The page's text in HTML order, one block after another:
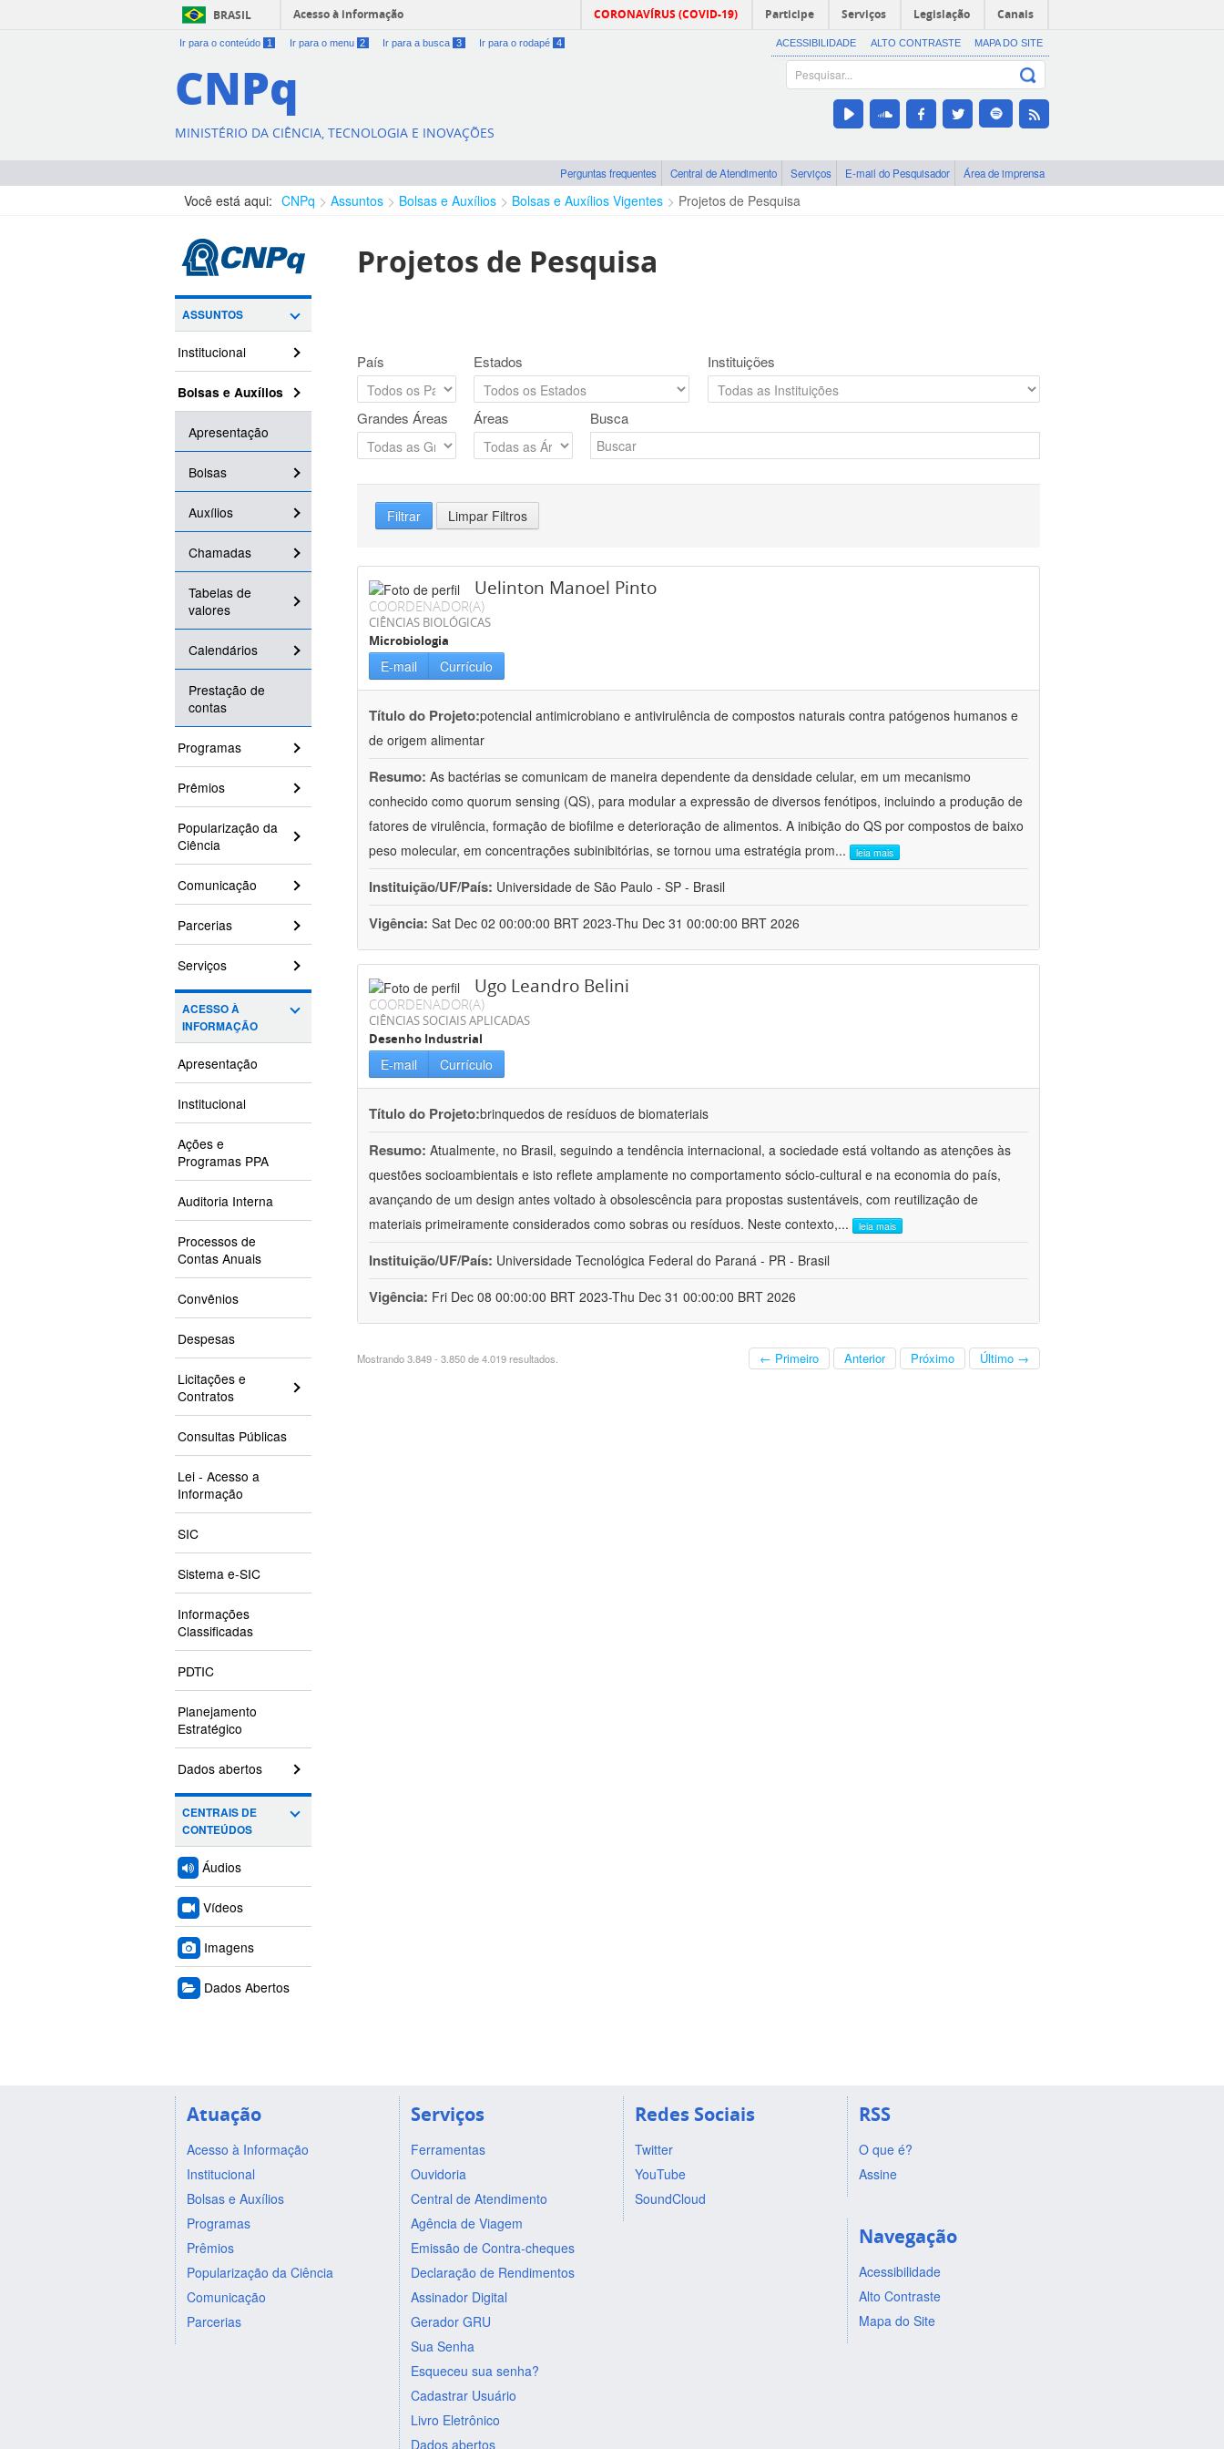
BRASIL Acesso à informação CORONAVÍRUS (COVID-19) Participe Serviços Legislação Canais
Ir para o conteúdo 1 Ir para o menu 2 Ir para a busca 3 Ir para o rodapé 4 ACESSIBILIDADE ALTO CONTRASTE MAPA DO SITE
CNPq
MINISTÉRIO DA CIÊNCIA, TECNOLOGIA E INOVAÇÕES
Perguntas frequentes Central de Atendimento Serviços E-mail do Pesquisador Área de imprensa
Você está aqui: CNPq Assuntos Bolsas e Auxílios Bolsas e Auxílios Vigentes Projetos de Pesquisa
ASSUNTOS
Institucional
Bolsas e Auxílios
Apresentação
Bolsas
Auxílios
Chamadas
Tabelas de
valores
Calendários
Prestação de
contas
Programas
Prêmios
Popularização da
Ciência
Comunicação
Parcerias
Serviços
ACESSO À
INFORMAÇÃO
Apresentação
Institucional
Ações e
Programas PPA
Auditoria Interna
Processos de
Contas Anuais
Convênios
Despesas
Licitações e
Contratos
Consultas Públicas
Lei - Acesso a
Informação
SIC
Sistema e-SIC
Informações
Classificadas
PDTIC
Planejamento
Estratégico
Dados abertos
CENTRAIS DE
CONTEÚDOS
Áudios
Vídeos
Imagens
Dados Abertos
Projetos de Pesquisa
País Estados Instituições
Grandes Áreas Áreas Busca
Filtrar Limpar Filtros
Uelinton Manoel Pinto
COORDENADOR(A)
CIÊNCIAS BIOLÓGICAS
Microbiologia
E-mail Currículo
Título do Projeto:potencial antimicrobiano e antivirulência de compostos naturais contra patógenos humanos e
de origem alimentar
Resumo: As bactérias se comunicam de maneira dependente da densidade celular, em um mecanismo
conhecido como quorum sensing (QS), para modular a expressão de diversos fenótipos, incluindo a produção de
fatores de virulência, formação de biofilme e deterioração de alimentos. A inibição do QS por compostos de baixo
peso molecular, em concentrações subinibitórias, se tornou uma estratégia prom... leia mais
Instituição/UF/País: Universidade de São Paulo - SP - Brasil
Vigência: Sat Dec 02 00:00:00 BRT 2023-Thu Dec 31 00:00:00 BRT 2026
Ugo Leandro Belini
COORDENADOR(A)
CIÊNCIAS SOCIAIS APLICADAS
Desenho Industrial
E-mail Currículo
Título do Projeto:brinquedos de resíduos de biomateriais
Resumo: Atualmente, no Brasil, seguindo a tendência internacional, a sociedade está voltando as atenções às
questões socioambientais e isto reflete amplamente no comportamento sócio-cultural e na economia do país,
avançando de um design antes voltado à obsolescência para propostas sustentáveis, com reutilização de
materiais primeiramente considerados como sobras ou resíduos. Neste contexto,... leia mais
Instituição/UF/País: Universidade Tecnológica Federal do Paraná - PR - Brasil
Vigência: Fri Dec 08 00:00:00 BRT 2023-Thu Dec 31 00:00:00 BRT 2026
Mostrando 3.849 - 3.850 de 4.019 resultados. ← Primeiro Anterior Próximo Último →
Atuação
Acesso à Informação
Institucional
Bolsas e Auxílios
Programas
Prêmios
Popularização da Ciência
Comunicação
Parcerias
Serviços
Ferramentas
Ouvidoria
Central de Atendimento
Agência de Viagem
Emissão de Contra-cheques
Declaração de Rendimentos
Assinador Digital
Gerador GRU
Sua Senha
Esqueceu sua senha?
Cadastrar Usuário
Livro Eletrônico
Dados abertos
Redes Sociais
Twitter
YouTube
SoundCloud
RSS
O que é?
Assine
Navegação
Acessibilidade
Alto Contraste
Mapa do Site